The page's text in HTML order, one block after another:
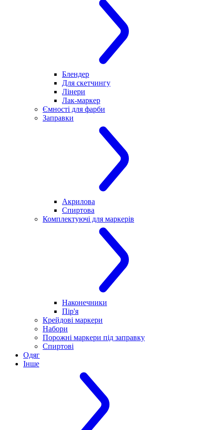
Блендер
Для скетчингу
Лінери
Лак-маркер
Ємності для фарби
Заправки
Акрилова
Спиртова
Комплектуючі для маркерів
Наконечники
Пір'я
Крейдові маркери
Набори
Порожні маркери під заправку
Спиртові
Одяг
Інше